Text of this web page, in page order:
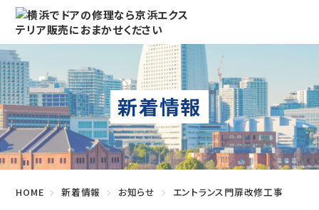
新着情報
HOME 新着情報 お知らせ エントランス門扉改修工事